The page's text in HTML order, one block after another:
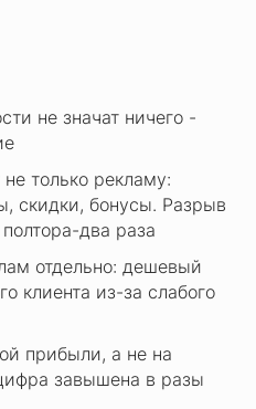
не значат ничего -
только рекламу:
скидки, бонусы. Разрыв
два раза
отдельно: дешевый
клиента из-за слабого
прибыли, а не на
завышена в разы